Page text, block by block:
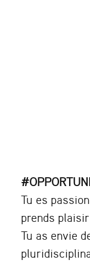
Tu es
prends
Tu as envie